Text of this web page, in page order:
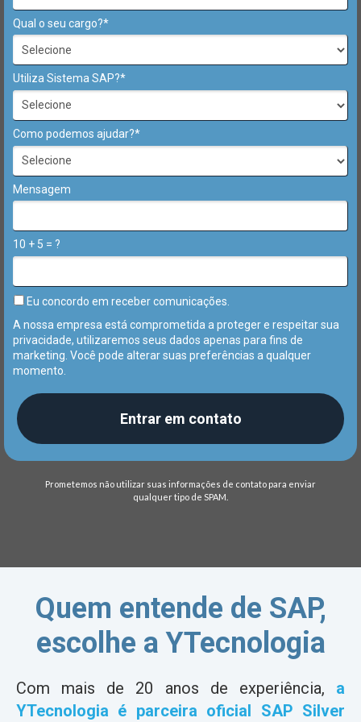
Qual o seu cargo?*
Utiliza Sistema SAP?*
Como podemos ajudar?*
Mensagem
10 + 5 = ?
Eu concordo em receber comunicações.
A nossa empresa está comprometida a proteger e respeitar sua
privacidade, utilizaremos seus dados apenas para fins de
marketing. Você pode alterar suas preferências a qualquer
momento.
Entrar em contato
Prometemos não utilizar suas informações de contato para enviar
qualquer tipo de SPAM.
Quem entende de SAP,
escolhe a YTecnologia
Com mais de 20 anos de experiência, a
YTecnologia é parceira oficial SAP Silver